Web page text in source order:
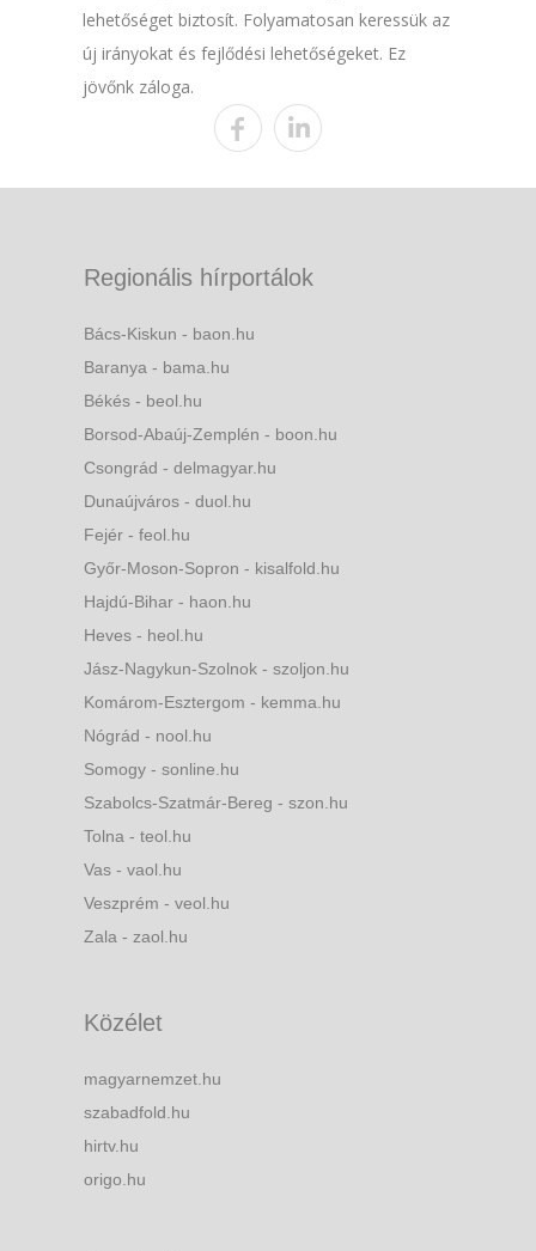
lehetőséget biztosít. Folyamatosan keressük az
új irányokat és fejlődési lehetőségeket. Ez
jövőnk záloga.
Regionális hírportálok
Bács-Kiskun - baon.hu
Baranya - bama.hu
Békés - beol.hu
Borsod-Abaúj-Zemplén - boon.hu
Csongrád - delmagyar.hu
Dunaújváros - duol.hu
Fejér - feol.hu
Győr-Moson-Sopron - kisalfold.hu
Hajdú-Bihar - haon.hu
Heves - heol.hu
Jász-Nagykun-Szolnok - szoljon.hu
Komárom-Esztergom - kemma.hu
Nógrád - nool.hu
Somogy - sonline.hu
Szabolcs-Szatmár-Bereg - szon.hu
Tolna - teol.hu
Vas - vaol.hu
Veszprém - veol.hu
Zala - zaol.hu
Közélet
magyarnemzet.hu
szabadfold.hu
hirtv.hu
origo.hu